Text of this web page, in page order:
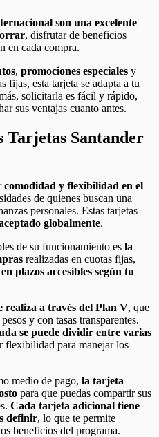
son una excelente
, disfrutar de beneficios
en cada compra.
, promociones especiales y
fijas, esta tarjeta se adapta a tu
solicitarla es fácil y rápido,
sus ventajas cuanto antes.
Tarjetas Santander
comodidad y flexibilidad en el
de quienes buscan una
personales. Estas tarjetas
globalmente.
de su funcionamiento es la
realizadas en cuotas fijas,
plazos accesibles según tu
realiza a través del Plan V, que
y con tasas transparentes.
se puede dividir entre varias
flexibilidad para manejar los
medio de pago, la tarjeta
para que puedas compartir sus
Cada tarjeta adicional tiene
definir, lo que te permite
beneficios del programa.